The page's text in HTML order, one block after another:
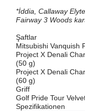
*İddia, Callaway
Fairway 3 Woods
Şaftlar
Mitsubishi Vanquish
Project X Denali
(50 g)
Project X Denali
(60 g)
Griff
Golf Pride Tour
Spezifikationen